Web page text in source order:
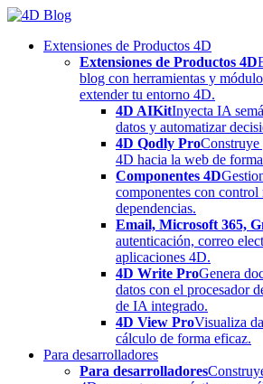
Skip
contentExtensiones de Productos 4D
Extensiones de Productos 4D
blog con herramientas y
extender tu entorno 4D.
4D AIKitInyecta IA
datos y automatizar
4D Qodly ProConstruye
4D hacia la web de
Componentes 4D
componentes con control
dependencias.
Email, Microsoft 365,
autenticación, correo
aplicaciones 4D.
4D Write ProGenera
datos con el procesador
de IA integrado.
4D View ProVisualiza
cálculo de forma eficaz.
Para desarrolladores
Para desarrolladores